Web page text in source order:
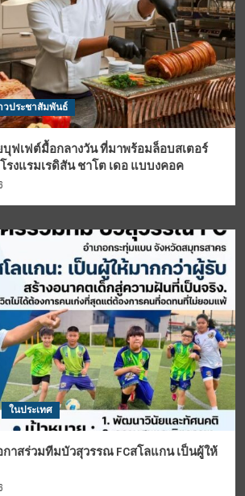
วประชาสัมพันธ์
ฟเฟต์มื้อกลางวัน ที่มาพร้อมล็อบสเตอร์
รงแรมเรดิสัน ชาโต เดอ แบบงคอค
ในประเทศ
าสร่วมทีมบัวสุวรรณ FCสโลแกน เป็นผู้ให้